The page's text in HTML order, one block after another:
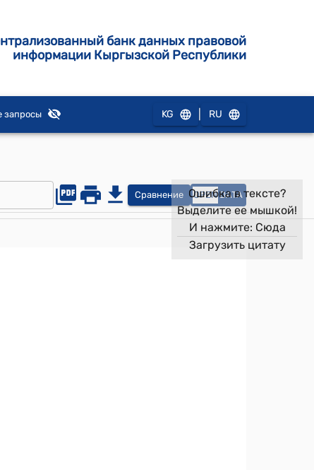
банк данных правовой
информации Кыргызской Республики
запросы KG RU
Сравнение OPEN DATA
Ошибка в тексте?
Выделите ее мышкой!
И нажмите: Сюда
Загрузить цитату